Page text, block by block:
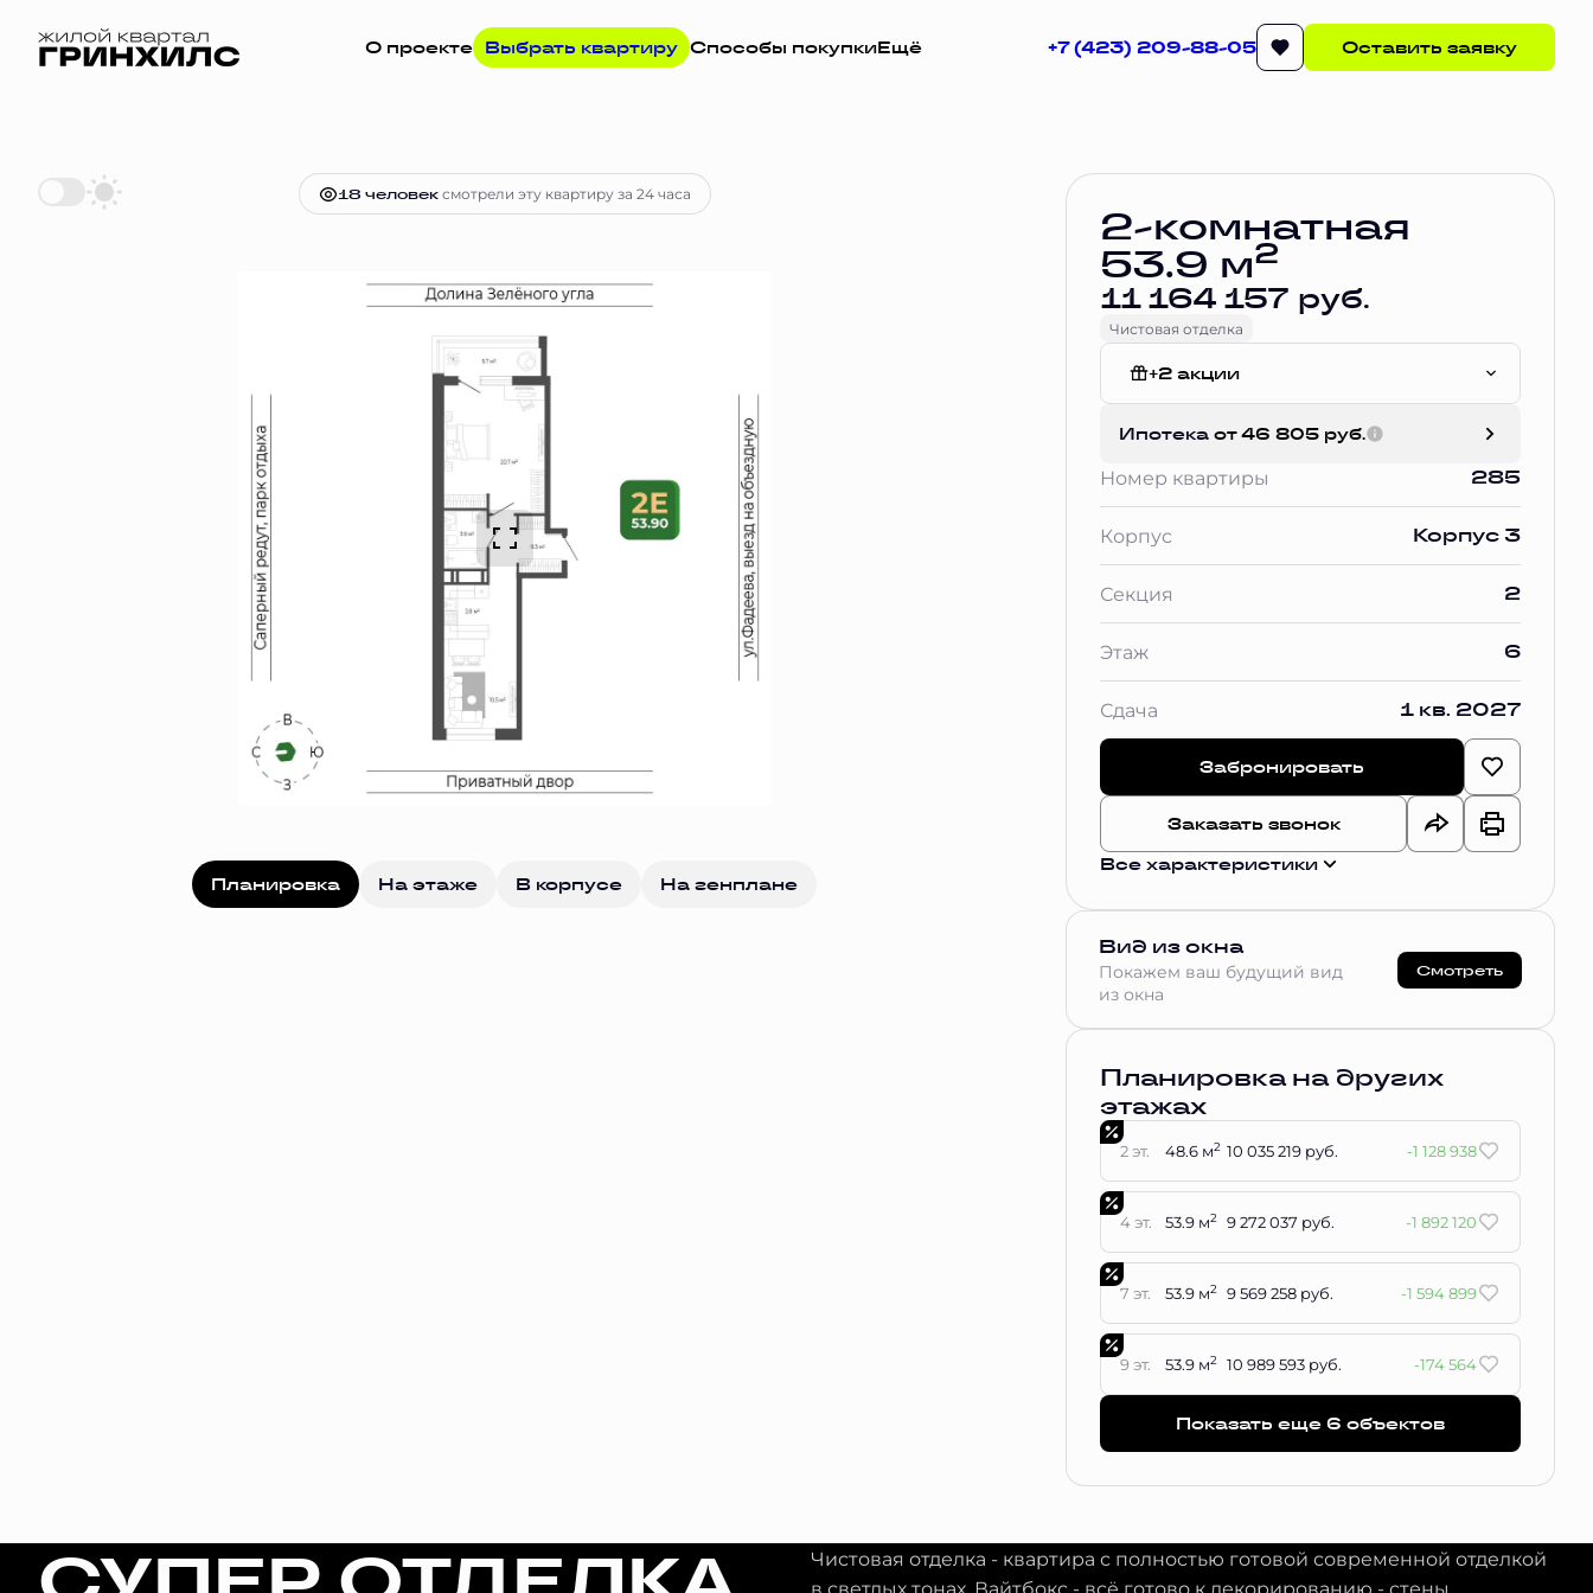
О проекте Выбрать квартиру Способы покупкиЕщё +7 (423) 209-88-05 Оставить заявку
2-комнатная 11 164 157 руб. Забронировать
18 человексмотрели эту квартиру за 24 часа
Планировка На этаже В корпусе На генплане
2-комнатная
53.9 м2
11 164 157 руб.
Чистовая отделка
+2 акции
СУБСИДИРОВАННАЯ СТАВКА до декабря 2026
Ипотека от 46 805 руб.
Номер квартиры 285
Корпус Корпус 3
Секция 2
Этаж 6
Сдача 1 кв. 2027
Забронировать
Заказать звонок
Все характеристики
Вид из окна
Покажем ваш будущий вид
из окна
Смотреть
Планировка на других
этажах
2 эт. 48.6 м2 10 035 219 руб. -1 128 938
4 эт. 53.9 м2 9 272 037 руб. -1 892 120
7 эт. 53.9 м2 9 569 258 руб. -1 594 899
9 эт. 53.9 м2 10 989 593 руб. -174 564
Показать еще 6 объектов
Чистовая отделка - квартира с полностью готовой современной отделкой
в светлых тонах. Вайтбокс - всё готово к декорированию - стены